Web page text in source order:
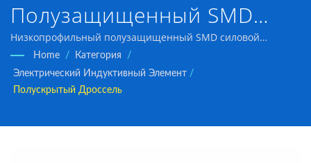
Полузащищенный SMD
силовой индуктивность,
общий класс
Низкопрофильный полузащищенный SMD силовой
индуктивный элемент
Home / Категория
/
Электрический Индуктивный Элемент /
Полускрытый Дроссель